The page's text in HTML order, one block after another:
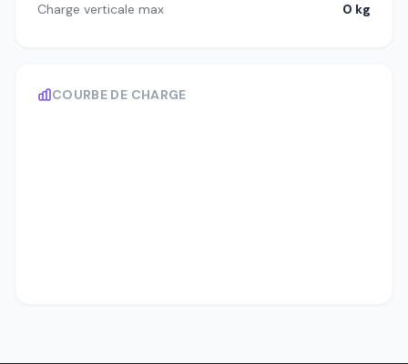
Charge verticale max 0 kg
COURBE DE CHARGE